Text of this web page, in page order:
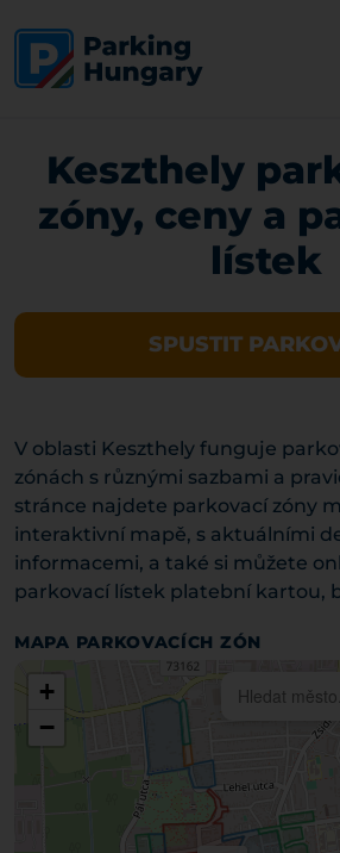
Keszthely
zóny, ceny a
lístek
SPUSTIT
V oblasti Keszthely funguje
zónách s různými sazbami a
stránce najdete parkovací zóny
interaktivní mapě, s aktuálními
informacemi, a také si můžete
parkovací lístek platební kartou,
MAPA PARKOVACÍCH ZÓN
+
−